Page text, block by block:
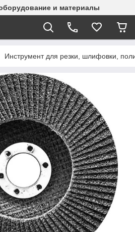
и материалы
Инструмент для резки, шлифовки,